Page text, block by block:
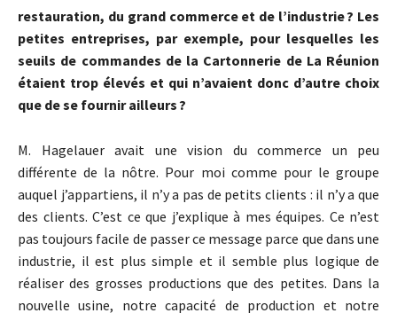
restauration, du grand commerce et de l’industrie ? Les
petites entreprises, par exemple, pour lesquelles les
seuils de commandes de la Cartonnerie de La Réunion
étaient trop élevés et qui n’avaient donc d’autre choix
que de se fournir ailleurs ?
M. Hagelauer avait une vision du commerce un peu
différente de la nôtre. Pour moi comme pour le groupe
auquel j’appartiens, il n’y a pas de petits clients : il n’y a que
des clients. C’est ce que j’explique à mes équipes. Ce n’est
pas toujours facile de passer ce message parce que dans une
industrie, il est plus simple et il semble plus logique de
réaliser des grosses productions que des petites. Dans la
nouvelle usine, notre capacité de production et notre